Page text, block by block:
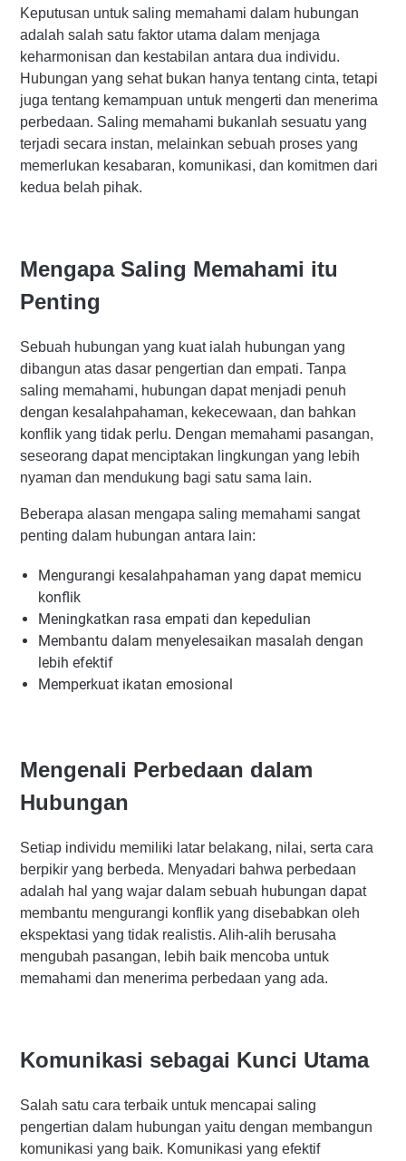
Keputusan untuk saling memahami dalam hubungan
adalah salah satu faktor utama dalam menjaga
keharmonisan dan kestabilan antara dua individu.
Hubungan yang sehat bukan hanya tentang cinta, tetapi
juga tentang kemampuan untuk mengerti dan menerima
perbedaan. Saling memahami bukanlah sesuatu yang
terjadi secara instan, melainkan sebuah proses yang
memerlukan kesabaran, komunikasi, dan komitmen dari
kedua belah pihak.
Mengapa Saling Memahami itu
Penting
Sebuah hubungan yang kuat ialah hubungan yang
dibangun atas dasar pengertian dan empati. Tanpa
saling memahami, hubungan dapat menjadi penuh
dengan kesalahpahaman, kekecewaan, dan bahkan
konflik yang tidak perlu. Dengan memahami pasangan,
seseorang dapat menciptakan lingkungan yang lebih
nyaman dan mendukung bagi satu sama lain.
Beberapa alasan mengapa saling memahami sangat
penting dalam hubungan antara lain:
Mengurangi kesalahpahaman yang dapat memicu
konflik
Meningkatkan rasa empati dan kepedulian
Membantu dalam menyelesaikan masalah dengan
lebih efektif
Memperkuat ikatan emosional
Mengenali Perbedaan dalam
Hubungan
Setiap individu memiliki latar belakang, nilai, serta cara
berpikir yang berbeda. Menyadari bahwa perbedaan
adalah hal yang wajar dalam sebuah hubungan dapat
membantu mengurangi konflik yang disebabkan oleh
ekspektasi yang tidak realistis. Alih-alih berusaha
mengubah pasangan, lebih baik mencoba untuk
memahami dan menerima perbedaan yang ada.
Komunikasi sebagai Kunci Utama
Salah satu cara terbaik untuk mencapai saling
pengertian dalam hubungan yaitu dengan membangun
komunikasi yang baik. Komunikasi yang efektif